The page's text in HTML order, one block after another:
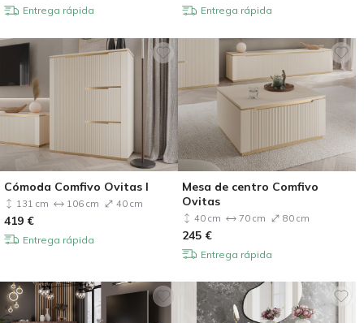
Entrega rápida Entrega rápida
Cómoda Comfivo Ovitas I
131 cm 106 cm 40 cm
419 €
Entrega rápida
Mesa de centro Comfivo
Ovitas
40 cm 70 cm 80 cm
245 €
Entrega rápida